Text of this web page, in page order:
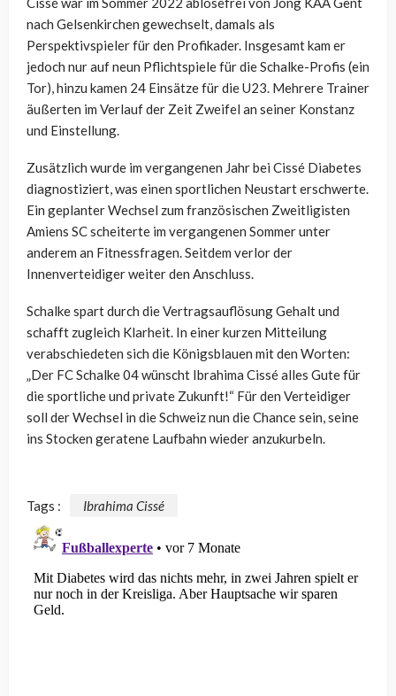
nach Gelsenkirchen gewechselt, damals als
Perspektivspieler für den Profikader. Insgesamt kam er
jedoch nur auf neun Pflichtspiele für die Schalke-Profis (ein
Tor), hinzu kamen 24 Einsätze für die U23. Mehrere Trainer
äußerten im Verlauf der Zeit Zweifel an seiner Konstanz
und Einstellung.
Zusätzlich wurde im vergangenen Jahr bei Cissé Diabetes
diagnostiziert, was einen sportlichen Neustart erschwerte.
Ein geplanter Wechsel zum französischen Zweitligisten
Amiens SC scheiterte im vergangenen Sommer unter
anderem an Fitnessfragen. Seitdem verlor der
Innenverteidiger weiter den Anschluss.
Schalke spart durch die Vertragsauflösung Gehalt und
schafft zugleich Klarheit. In einer kurzen Mitteilung
verabschiedeten sich die Königsblauen mit den Worten:
„Der FC Schalke 04 wünscht Ibrahima Cissé alles Gute für
die sportliche und private Zukunft!“ Für den Verteidiger
soll der Wechsel in die Schweiz nun die Chance sein, seine
ins Stocken geratene Laufbahn wieder anzukurbeln.
Tags : Ibrahima Cissé